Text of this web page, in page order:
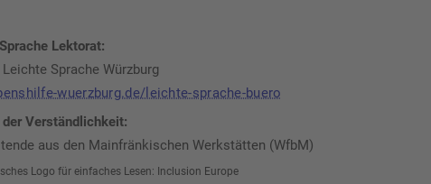
Lektorat:
Sprache Würzburg
wuerzburg.de/leichte-sprache-buero
Verständlichkeit:
aus den Mainfränkischen Werkstätten (WfbM)
Logo für einfaches Lesen: Inclusion Europe